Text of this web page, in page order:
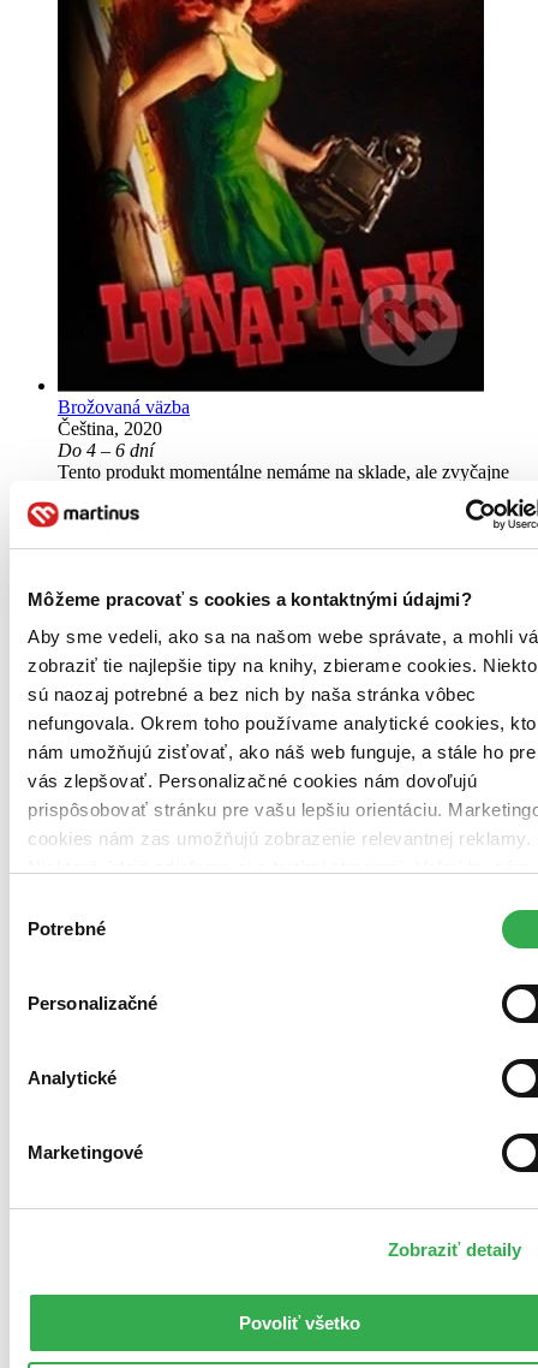
Môžeme pracovať s cookies a kontaktnými údajmi?
Aby sme vedeli, ako sa na našom webe správate, a mohli
zobraziť tie najlepšie tipy na knihy, zbierame cookies.
sú naozaj potrebné a bez nich by naša stránka vôbec
nefungovala. Okrem toho používame analytické cookies,
nám umožňujú zisťovať, ako náš web funguje, a stále ho pre
vás zlepšovať. Personalizačné cookies nám dovoľujú
prispôsobovať stránku pre vašu lepšiu orientáciu.
cookies nám zas umožňujú zobrazenie relevantnej reklamy.
Ďakujeme!
súhlasu
Potrebné
Personalizačné
Analytické
Marketingové
Zobraziť detaily
Povoliť všetko
Brožovaná väzba
Čeština, 2020
Do 4 – 6 dní
Tento produkt momentálne nemáme na sklade, ale zvyčajne
posnažíme sa aj trochu rýchlejšie!
Vložiť do košíka